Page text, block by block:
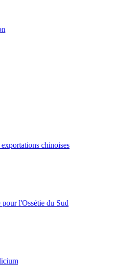
chinoises
pour l'Ossétie du Sud